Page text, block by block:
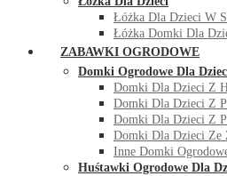
Łóżka Dla Dzieci W
Łóżka Domki Dla
ZABAWKI OGRODOWE
Domki Ogrodowe Dla
Domki Dla Dzieci Z
Domki Dla Dzieci Z
Domki Dla Dzieci Z
Domki Dla Dzieci Ze
Inne Domki
Huśtawki Ogrodowe Dla